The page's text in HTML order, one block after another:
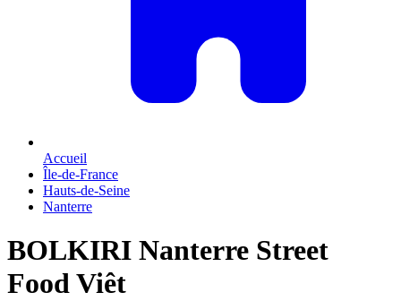
Accueil
Île-de-France
Hauts-de-Seine
Nanterre
BOLKIRI Nanterre Street
Food Viêt